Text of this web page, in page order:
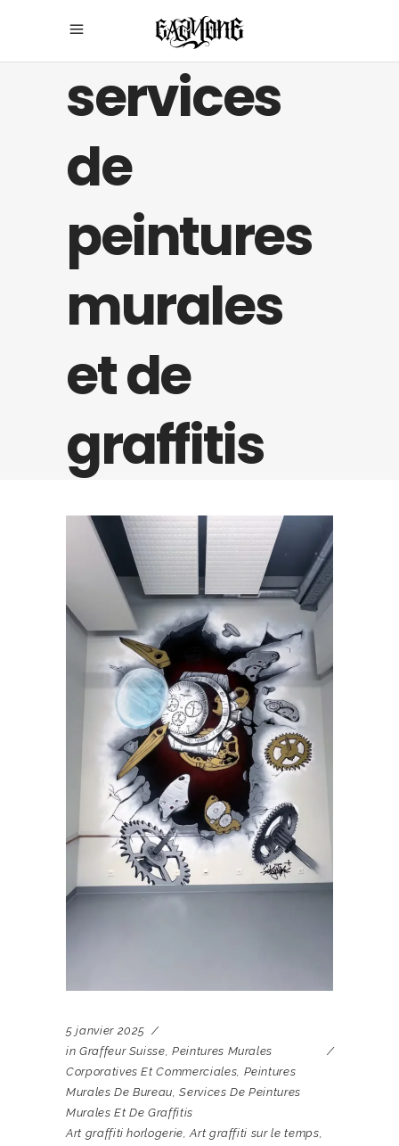
services
de
peintures
murales
et de
graffitis
5 janvier 2025
in Graffeur Suisse,Peintures Murales
Corporatives Et Commerciales, Peintures
Murales De Bureau,Services De Peintures
Murales Et De Graffitis
Art graffiti horlogerie,Art graffiti sur le temps,